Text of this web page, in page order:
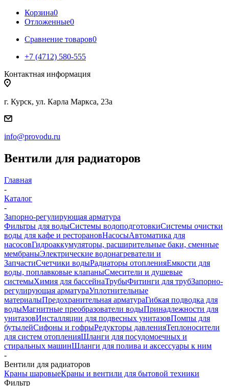
Корзина0
Отложенные0
Сравнение товаров0
+7 (4712) 580-555
Контактная информация
г. Курск, ул. Карла Маркса, 23а
info@provodu.ru
Вентили для радиаторов
Главная
-
Каталог
-
Запорно-регулирующая арматура
Фильтры для водыСистемы водоподготовкиСистемы очистки
воды для кафе и ресторановНасосыАвтоматика для
насосовГидроаккумуляторы, расширительные баки, сменные
мембраныЭлектрические водонагреватели и
ЗапчастиСчетчики водыРадиаторы отопленияЕмкости для
воды, поплавковые клапаныСмесители и душевые
системыХимия для бассейнаТрубыФитинги для трубЗапорно-
регулирующая арматураУплотнительные
материалыПредохранительная арматураГибкая подводка для
водыМагнитные преобразователи водыПринадлежности для
унитазовИнсталляции для подвесных унитазовПомпы для
бутылейСифоны и гофрыРедукторы давленияТеплоносители
для систем отопленияШланги для посудомоечных и
стиральных машинШланги для полива и аксессуары к ним
-
Вентили для радиаторов
Краны шаровыеКраны и вентили для бытовой техники
Фильтр